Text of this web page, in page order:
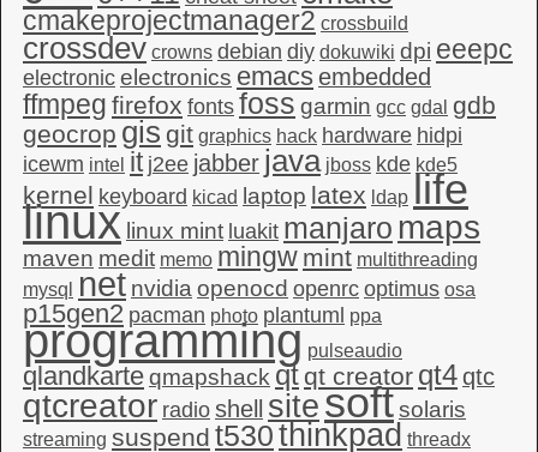
cmakeprojectmanager2 crossbuild
crossdev crowns debian diy dokuwiki dpi eeepc
electronic electronics emacsembedded
ffmpeg firefox fonts foss garmin gcc gdal gdb
geocrop gis git graphics hack hardware hidpi
icewm intel it j2ee jabber java jboss kde kde5
kernel keyboard kicad laptop latex ldap life
linux linux mint luakit manjaro maps
maven medit memo mingw mint multithreading
mysql
net nvidia openocd openrc optimus osa
p15gen2 pacman photo plantuml ppa
programming pulseaudio
qlandkarteqmapshack qt qt creator qt4qtc
qtcreator radio shell sitesoftsolaris
streaming suspend t530thinkpad threadx